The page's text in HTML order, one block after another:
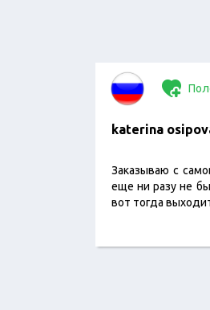
katerina
Заказываю с
еще ни разу не
вот тогда